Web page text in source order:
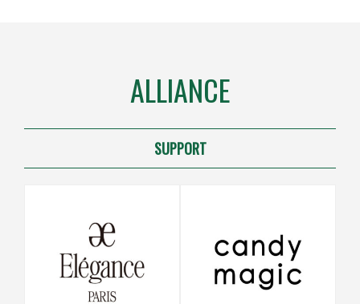
ALLIANCE
SUPPORT